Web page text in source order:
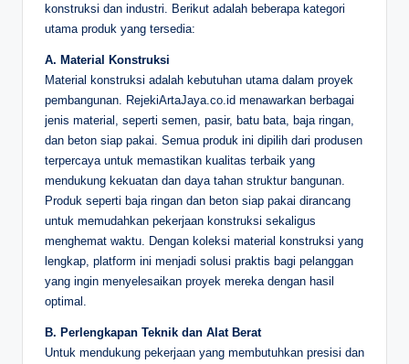
konstruksi dan industri. Berikut adalah beberapa kategori
utama produk yang tersedia:
A. Material Konstruksi
Material konstruksi adalah kebutuhan utama dalam proyek
pembangunan. RejekiArtaJaya.co.id menawarkan berbagai
jenis material, seperti semen, pasir, batu bata, baja ringan,
dan beton siap pakai. Semua produk ini dipilih dari produsen
terpercaya untuk memastikan kualitas terbaik yang
mendukung kekuatan dan daya tahan struktur bangunan.
Produk seperti baja ringan dan beton siap pakai dirancang
untuk memudahkan pekerjaan konstruksi sekaligus
menghemat waktu. Dengan koleksi material konstruksi yang
lengkap, platform ini menjadi solusi praktis bagi pelanggan
yang ingin menyelesaikan proyek mereka dengan hasil
optimal.
B. Perlengkapan Teknik dan Alat Berat
Untuk mendukung pekerjaan yang membutuhkan presisi dan